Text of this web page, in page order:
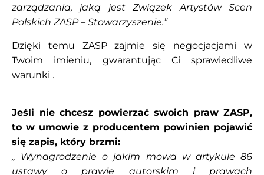
zarządzania, jaką jest Związek Artystów Scen
Polskich ZASP – Stowarzyszenie.”
Dzięki temu ZASP zajmie się negocjacjami w
Twoim imieniu, gwarantując Ci sprawiedliwe
warunki .
Jeśli nie chcesz powierzać swoich praw ZASP,
to w umowie z producentem powinien pojawić
się zapis, który brzmi:
„ Wynagrodzenie o jakim mowa w artykule 86
ustawy o prawie autorskim i prawach